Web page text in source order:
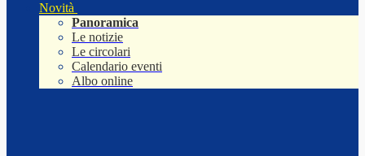
Novità
Panoramica
Le notizie
Le circolari
Calendario eventi
Albo online